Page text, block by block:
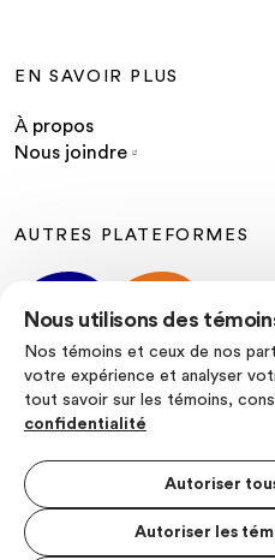
Nous utilisons des
Nos témoins et ceux de nos
votre expérience et analyser
tout savoir sur les témoins,
confidentialité
Autoriser
Autoriser les
EN SAVOIR PLUS
À propos
Nous joindre
AUTRES PLATEFORMES
Politique de confidentialité